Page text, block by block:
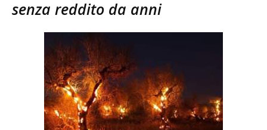
senza reddito da anni